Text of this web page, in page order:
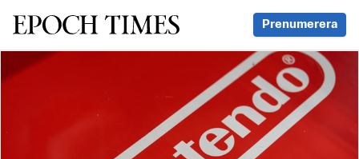
Svenska Epoch Times Prenumerera